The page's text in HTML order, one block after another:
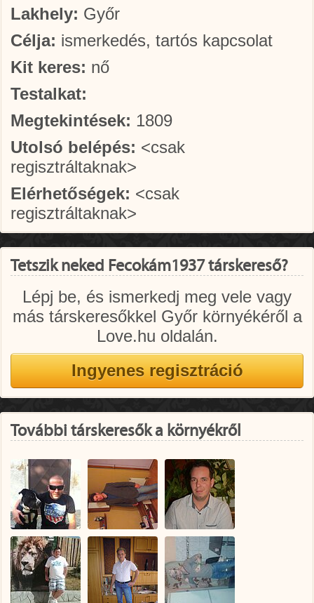
Lakhely: Győr
Célja: ismerkedés, tartós kapcsolat
Kit keres: nő
Testalkat:
Megtekintések: 1809
Utolsó belépés: <csak
regisztráltaknak>
Elérhetőségek: <csak
regisztráltaknak>
Tetszik neked Fecokám1937 társkereső?
Lépj be, és ismerkedj meg vele vagy
más társkeresőkkel Győr környékéről a
Love.hu oldalán.
További társkeresők a környékről